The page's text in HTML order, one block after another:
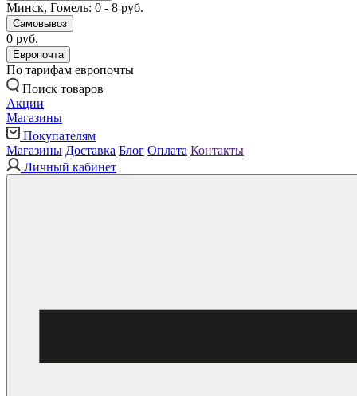
Минск, Гомель: 0 - 8 руб.
Самовывоз
0 руб.
Европочта
По тарифам европочты
Поиск товаров
Акции
Магазины
Покупателям
Магазины Доставка Блог Оплата Контакты
Личный кабинет